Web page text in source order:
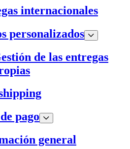
internacionales
personalizados
de las entregas
pago
general